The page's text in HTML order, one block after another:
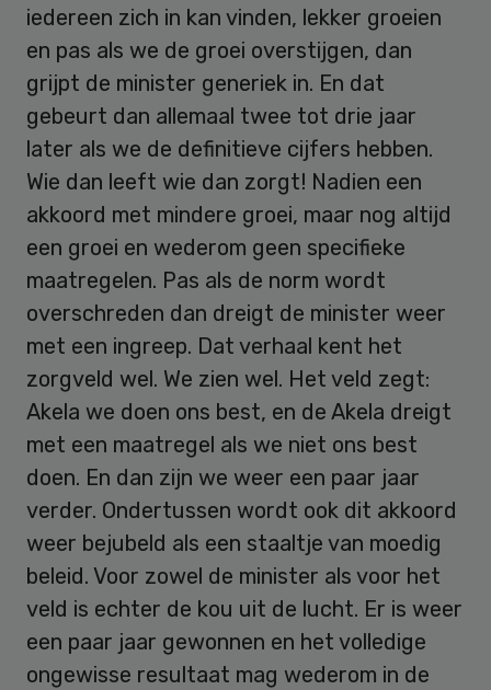
iedereen zich in kan vinden, lekker groeien
en pas als we de groei overstijgen, dan
grijpt de minister generiek in. En dat
gebeurt dan allemaal twee tot drie jaar
later als we de definitieve cijfers hebben.
Wie dan leeft wie dan zorgt! Nadien een
akkoord met mindere groei, maar nog altijd
een groei en wederom geen specifieke
maatregelen. Pas als de norm wordt
overschreden dan dreigt de minister weer
met een ingreep. Dat verhaal kent het
zorgveld wel. We zien wel. Het veld zegt:
Akela we doen ons best, en de Akela dreigt
met een maatregel als we niet ons best
doen. En dan zijn we weer een paar jaar
verder. Ondertussen wordt ook dit akkoord
weer bejubeld als een staaltje van moedig
beleid. Voor zowel de minister als voor het
veld is echter de kou uit de lucht. Er is weer
een paar jaar gewonnen en het volledige
ongewisse resultaat mag wederom in de